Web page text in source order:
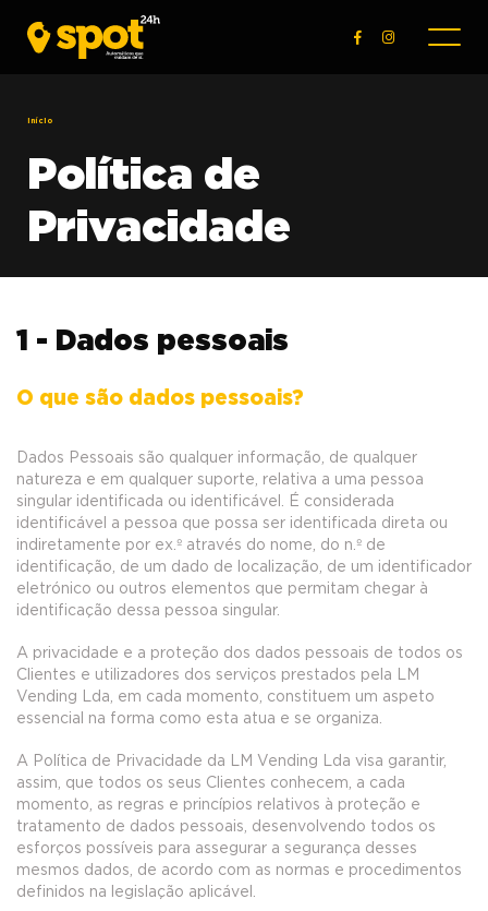
Início
Política de
Privacidade
1 - Dados pessoais
O que são dados pessoais?
Dados Pessoais são qualquer informação, de qualquer
natureza e em qualquer suporte, relativa a uma pessoa
singular identificada ou identificável. É considerada
identificável a pessoa que possa ser identificada direta ou
indiretamente por ex.º através do nome, do n.º de
identificação, de um dado de localização, de um identificador
eletrónico ou outros elementos que permitam chegar à
identificação dessa pessoa singular.
A privacidade e a proteção dos dados pessoais de todos os
Clientes e utilizadores dos serviços prestados pela LM
Vending Lda, em cada momento, constituem um aspeto
essencial na forma como esta atua e se organiza.
A Política de Privacidade da LM Vending Lda visa garantir,
assim, que todos os seus Clientes conhecem, a cada
momento, as regras e princípios relativos à proteção e
tratamento de dados pessoais, desenvolvendo todos os
esforços possíveis para assegurar a segurança desses
mesmos dados, de acordo com as normas e procedimentos
definidos na legislação aplicável.